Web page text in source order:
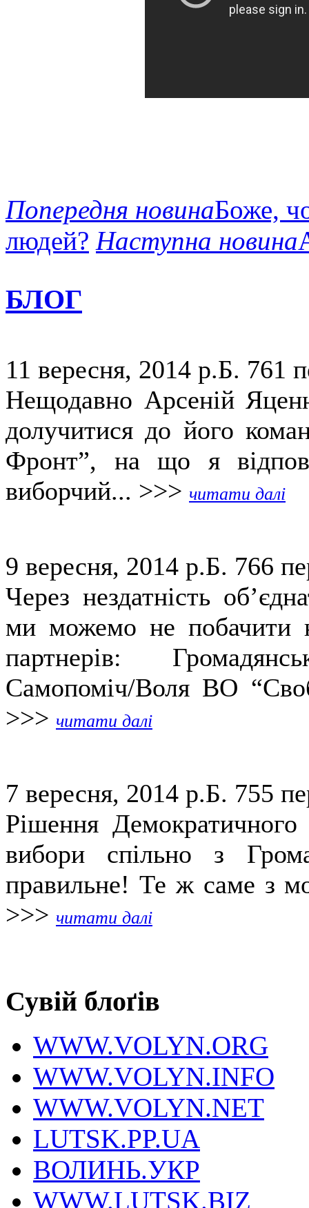
Попередня новинаБоже,
людей? Наступна новина
БЛОГ
11 вересня, 2014 р.Б. 761
Нещодавно Арсеній
долучитися до його
Фронт”, на що я
виборчий... >>> читати далі
9 вересня, 2014 р.Б. 766
Через нездатність
ми можемо не побачити
партнерів:
Самопоміч/Воля ВО
>>> читати далі
7 вересня, 2014 р.Б. 755
Рішення
вибори спільно з
правильне! Те ж саме з
>>> читати далі
Сувій блоґів
WWW.VOLYN.ORG
WWW.VOLYN.INFO
WWW.VOLYN.NET
LUTSK.PP.UA
ВОЛИНЬ.УКР
WWW.LUTSK.BIZ